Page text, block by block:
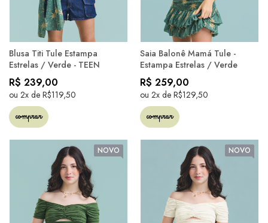
Blusa Titi Tule Estampa
Estrelas / Verde - TEEN
R$ 239,00
ou 2x de R$119,50
comprar
Saia Balonê Mamá Tule -
Estampa Estrelas / Verde
R$ 259,00
ou 2x de R$129,50
comprar
NOVO NOVO